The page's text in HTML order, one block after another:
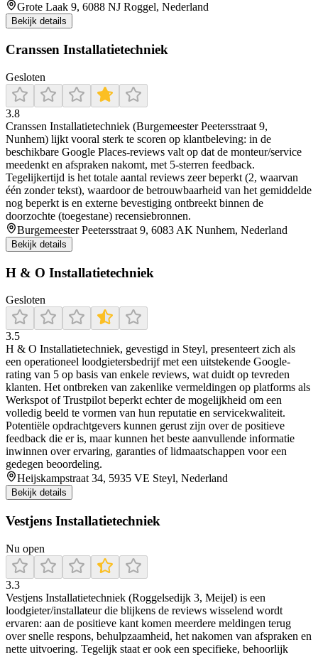
Grote Laak 9, 6088 NJ Roggel, Nederland
Bekijk details
Cranssen Installatietechniek
Gesloten
3.8
Cranssen Installatietechniek (Burgemeester Peetersstraat 9,
Nunhem) lijkt vooral sterk te scoren op klantbeleving: in de
beschikbare Google Places-reviews valt op dat de monteur/service
meedenkt en afspraken nakomt, met 5-sterren feedback.
Tegelijkertijd is het totale aantal reviews zeer beperkt (2, waarvan
één zonder tekst), waardoor de betrouwbaarheid van het gemiddelde
nog beperkt is en externe bevestiging ontbreekt binnen de
doorzochte (toegestane) recensiebronnen.
Burgemeester Peetersstraat 9, 6083 AK Nunhem, Nederland
Bekijk details
H & O Installatietechniek
Gesloten
3.5
H & O Installatietechniek, gevestigd in Steyl, presenteert zich als
een operationeel loodgietersbedrijf met een uitstekende Google-
rating van 5 op basis van enkele reviews, wat duidt op tevreden
klanten. Het ontbreken van zakenlike vermeldingen op platforms als
Werkspot of Trustpilot beperkt echter de mogelijkheid om een
volledig beeld te vormen van hun reputatie en servicekwaliteit.
Potentiële opdrachtgevers kunnen gerust zijn over de positieve
feedback die er is, maar kunnen het beste aanvullende informatie
inwinnen over ervaring, garanties of lidmaatschappen voor een
gedegen beoordeling.
Heijskampstraat 34, 5935 VE Steyl, Nederland
Bekijk details
Vestjens Installatietechniek
Nu open
3.3
Vestjens Installatietechniek (Roggelsedijk 3, Meijel) is een
loodgieter/installateur die blijkens de reviews wisselend wordt
ervaren: aan de positieve kant komen meerdere meldingen terug
over snelle respons, behulpzaamheid, het nakomen van afspraken en
nette uitvoering. Tegelijk staat er ook een specifieke, behoorlijk